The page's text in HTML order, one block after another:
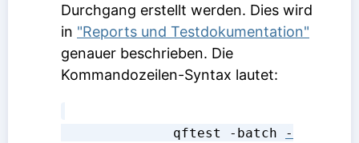
Durchgang erstellt werden. Dies wird
in "Reports und Testdokumentation"
genauer beschrieben. Die
Kommandozeilen-Syntax lautet:
              qftest -batch
-